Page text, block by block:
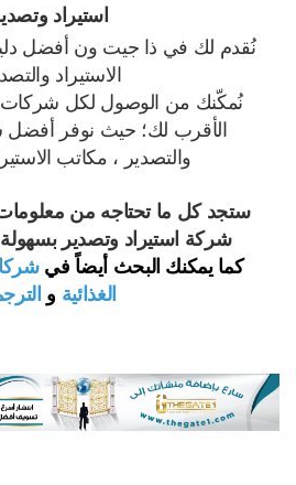
استيراد
نُقدم لك في ذا جيت ون أفضل
الاستيراد
نُمكّنك من الوصول لكل شركات
الأقرب لك؛ حيث نوفر أفضل
والتصدير ، مكاتب
ستجد كل ما تحتاجه من
شركة استيراد وتصدير
كما يمكنك البحث أيضاً في
الغذائية و